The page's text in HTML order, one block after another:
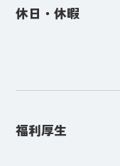
休日・休暇
福利厚生